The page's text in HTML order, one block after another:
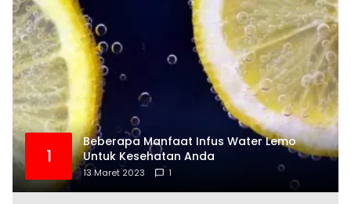
1
Beberapa Manfaat Infus Water Lemo
Untuk Kesehatan Anda
13 Maret 2023 1